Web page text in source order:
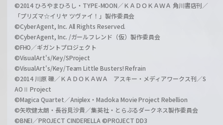
©2014 ひろやまひろし・TYPE-MOON／ＫＡＤＯＫＡＷＡ 角川書店刊／
「プリズマ☆イリヤ ツヴァイ！」製作委員会
©CyberAgent, Inc. All Rights Reserved.
©CyberAgent, Inc. /ガールフレンド（仮）製作委員会
©FHO／ギガントプロジェクト
©VisualArt's/Key/SProject
©VisualArt's/Key/Team Little Busters! Refrain
©2014 川原 礫／ＫＡＤＯＫＡＷＡ アスキー・メディアワークス刊／S
AOⅡ Project
©Magica Quartet／Aniplex・Madoka Movie Project Rebellion
©矢吹健太朗・長谷見沙貴／集英社・とらぶるダークネス製作委員会
©BNEI／PROJECT CINDERELLA ©PROJECT DD3